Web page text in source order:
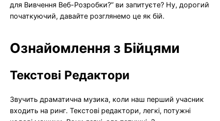
для Вивчення Веб-Розробки?” ви запитуєте? Ну, дорогий
початкуючий, давайте розглянемо це як бій.
Ознайомлення з Бійцями
Текстові Редактори
Звучить драматична музика, коли наш перший учасник
входить на ринг. Текстові редактори, легкі, потужні